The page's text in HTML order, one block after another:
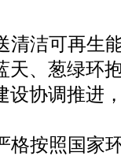
清洁可再生
天、葱绿环
设协调推进
格按照国家